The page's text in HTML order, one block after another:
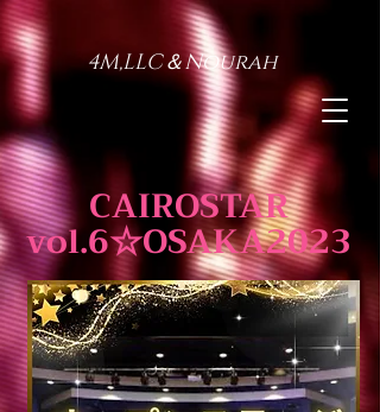
4M,LLC＆Nourah
CAIROSTAR
vol.6☆OSAKA2023